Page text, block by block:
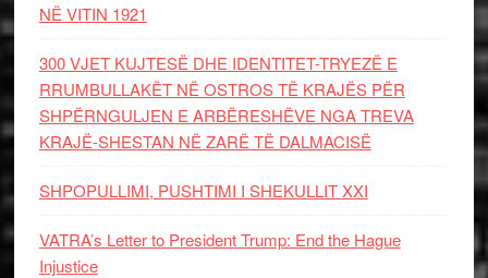
NË VITIN 1921
300 VJET KUJTESË DHE IDENTITET-TRYEZË E
RRUMBULLAKËT NË OSTROS TË KRAJËS PËR
SHPËRNGULJEN E ARBËRESHËVE NGA TREVA
KRAJË-SHESTAN NË ZARË TË DALMACISË
SHPOPULLIMI, PUSHTIMI I SHEKULLIT XXI
VATRA’s Letter to President Trump: End the Hague
Injustice